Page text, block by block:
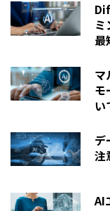
ミ
最
マ
モ
い
デ
注
AI